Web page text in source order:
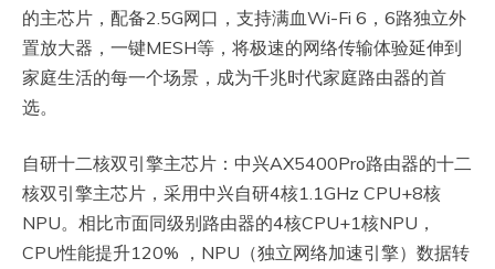
的主芯片，配备2.5G网口，支持满血Wi-Fi 6，6路独立外
置放大器，一键MESH等，将极速的网络传输体验延伸到
家庭生活的每一个场景，成为千兆时代家庭路由器的首
选。
自研十二核双引擎主芯片：中兴AX5400Pro路由器的十二
核双引擎主芯片，采用中兴自研4核1.1GHz CPU+8核
NPU。相比市面同级别路由器的4核CPU+1核NPU，
CPU性能提升120% ，NPU（独立网络加速引擎）数据转